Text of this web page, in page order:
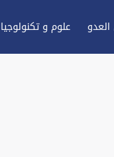
علوم و تكنولوجيا